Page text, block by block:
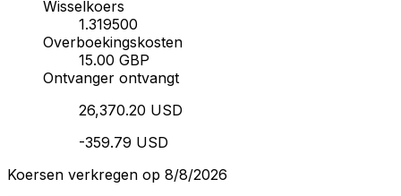
Wisselkoers
1.319500
Overboekingskosten
15.00 GBP
Ontvanger ontvangt
26,370.20 USD
-359.79 USD
Koersen verkregen op 8/8/2026